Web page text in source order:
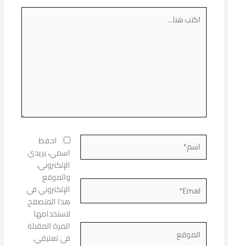
اكتب
هنا...
اسم*
Email*
الموقع
احفظ
اسمي، بريدي
الإلكتروني،
والموقع
الإلكتروني في
هذا المتصفح
لاستخدامها
المرة المقبلة
في تعليقي.